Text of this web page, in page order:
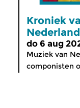
Kroniek
do 6 aug
Muziek van
componisten